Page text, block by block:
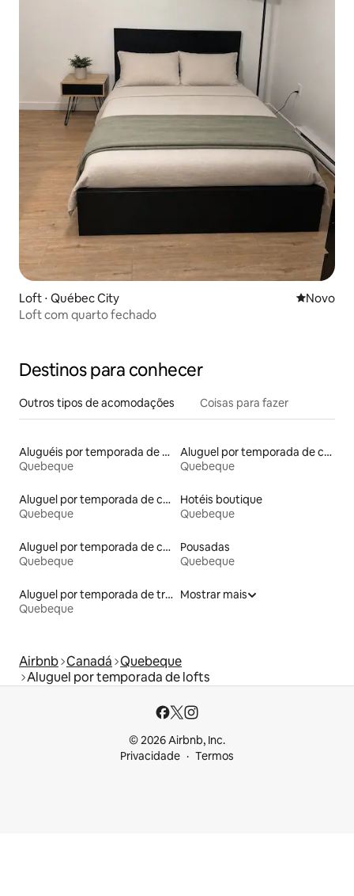
Loft ⋅ Québec City Novo
Novo
Loft com quarto fechado
Destinos para conhecer
Outros tipos de acomodações Coisas para fazer
Aluguéis por temporada de celeiros
Quebeque
Aluguel por temporada de contêineres
Quebeque
Aluguel por temporada de casas na árvore
Quebeque
Hotéis boutique
Quebeque
Aluguel por temporada de casas arredondadas
Quebeque
Pousadas
Quebeque
Aluguel por temporada de trailers
Quebeque
Mostrar mais
Airbnb Canadá Quebeque
Aluguel por temporada de lofts
© 2026 Airbnb, Inc.
Privacidade
Termos